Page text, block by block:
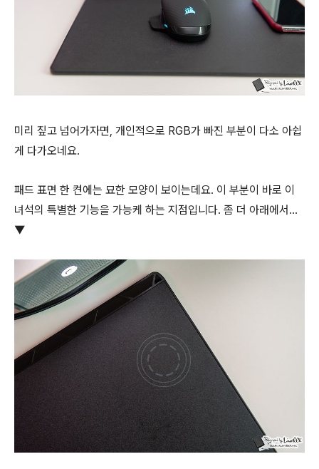
미리 짚고 넘어가자면, 개인적으로 RGB가 빠진 부분이 다소 아쉽
게 다가오네요.
패드 표면 한 켠에는 묘한 모양이 보이는데요. 이 부분이 바로 이
녀석의 특별한 기능을 가능케 하는 지점입니다. 좀 더 아래에서...
▼